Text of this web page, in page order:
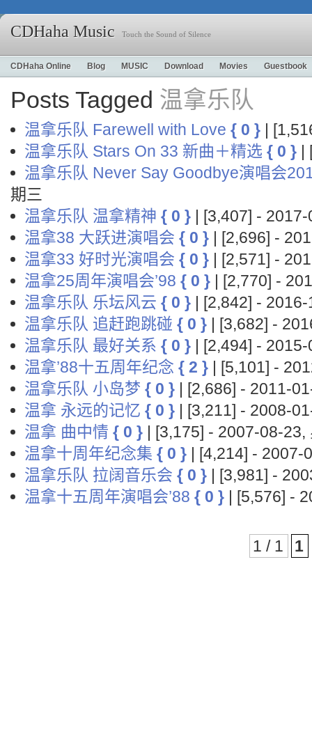
CDHaha Music Touch the Sound of Silence
CDHaha Online Blog MUSIC Download Movies Guestbook
Posts Tagged 温拿乐队
温拿乐队 Farewell with Love { 0 } |
温拿乐队 Stars On 33 新曲＋精选 { 0 } |
温拿乐队 Never Say Goodbye演唱会
期三
温拿乐队 温拿精神 { 0 } | [3,407] -
温拿38 大跃进演唱会 { 0 } | [2,696] -
温拿33 好时光演唱会 { 0 } | [2,571] -
温拿25周年演唱会’98 { 0 } | [2,770] -
温拿乐队 乐坛风云 { 0 } | [2,842] -
温拿乐队 追赶跑跳碰 { 0 } | [3,682] -
温拿乐队 最好关系 { 0 } | [2,494] -
温拿’88十五周年纪念 { 2 } | [5,101] -
温拿乐队 小岛梦 { 0 } | [2,686] - 2011-
温拿 永远的记忆 { 0 } | [3,211] - 2008-
温拿 曲中情 { 0 } | [3,175] - 2007-08-23,
温拿十周年纪念集 { 0 } | [4,214] - 2007-
温拿乐队 拉阔音乐会 { 0 } | [3,981] -
温拿十五周年演唱会’88 { 0 } | [5,576] -
1 / 1 1